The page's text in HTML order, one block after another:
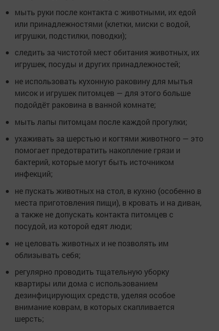
мыть руки после контакта с животными, их едой
или принадлежностями (клетки, миски с водой,
игрушки, подстилки, поводки);
следить за чистотой мест обитания животных, их
игрушек, посуды и других принадлежностей;
не использовать кухонную раковину для мытья
мисок и игрушек питомцев — для этого больше
подойдёт раковина в ванной комнате;
мыть лапы питомцам после каждой прогулки;
ухаживать за шерстью и когтями животного — это
помогает предотвратить накопление грязи и
бактерий, которые могут быть источником
инфекций;
не пускать животных на стол, в кухню (особенно в
места приготовления пищи), в кровать и на диван,
а также не допускать контакта питомцев с
посудой, из которой едят люди;
не целовать животных и не позволять им
облизывать себя;
регулярно проводить тщательную уборку
квартиры или дома с использованием
дезинфицирующих средств, уделяя особое
внимание коврам, в которых скапливается
шерсть;